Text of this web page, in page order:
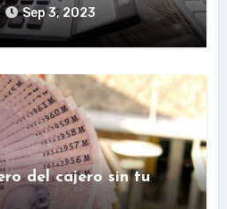
Sep 3, 2023
del cajero sin tu